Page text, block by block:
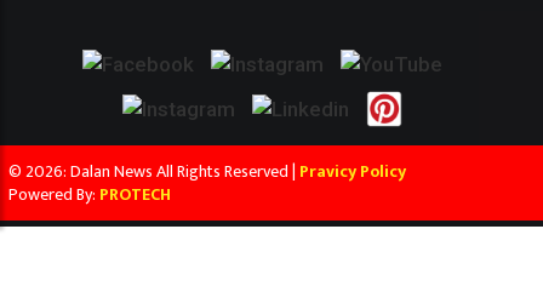
© 2026: Dalan News All Rights Reserved | Pravicy Policy
Powered By: PROTECH